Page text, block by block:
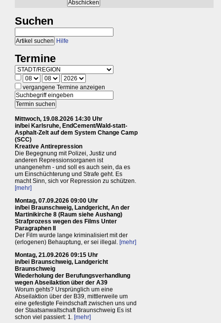
Suchen
Hilfe
Termine
vergangene Termine anzeigen
Mittwoch, 19.08.2026 14:30 Uhr
in/bei Karlsruhe, EndCement/Wald-statt-
Asphalt-Zelt auf dem System Change Camp
(SCC)
Kreative Antirepression
Die Begegnung mit Polizei, Justiz und
anderen Repressionsorganen ist
unangenehm - und soll es auch sein, da es
um Einschüchterung und Strafe geht. Es
macht Sinn, sich vor Repression zu schützen.
[mehr]
Montag, 07.09.2026 09:00 Uhr
in/bei Braunschweig, Landgericht, An der
Martinikirche 8 (Raum siehe Aushang)
Strafprozess wegen des Films Unter
Paragraphen II
Der Film wurde lange kriminalisiert mit der
(erlogenen) Behauptung, er sei illegal. [mehr]
Montag, 21.09.2026 09:15 Uhr
in/bei Braunschweig, Landgericht
Braunschweig
Wiederholung der Berufungsverhandlung
wegen Abseilaktion über der A39
Worum gehts? Ursprünglich um eine
Abseilaktion über der B39, mittlerweile um
eine gefestigte Feindschaft zwischen uns und
der Staatsanwaltschaft Braunschweig Es ist
schon viel passiert: 1. [mehr]